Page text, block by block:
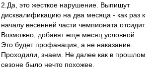
2.Да, это жесткое нарушение. Выпишут
дисквалификацию на два месяца - как раз к
началу весенней части чемпионата отсидит.
Возможно, добавят еще месяц условной.
Это будет профанация, а не наказание.
Проходили, знаем. Не далее как в прошлом
сезоне было нечто похожее.